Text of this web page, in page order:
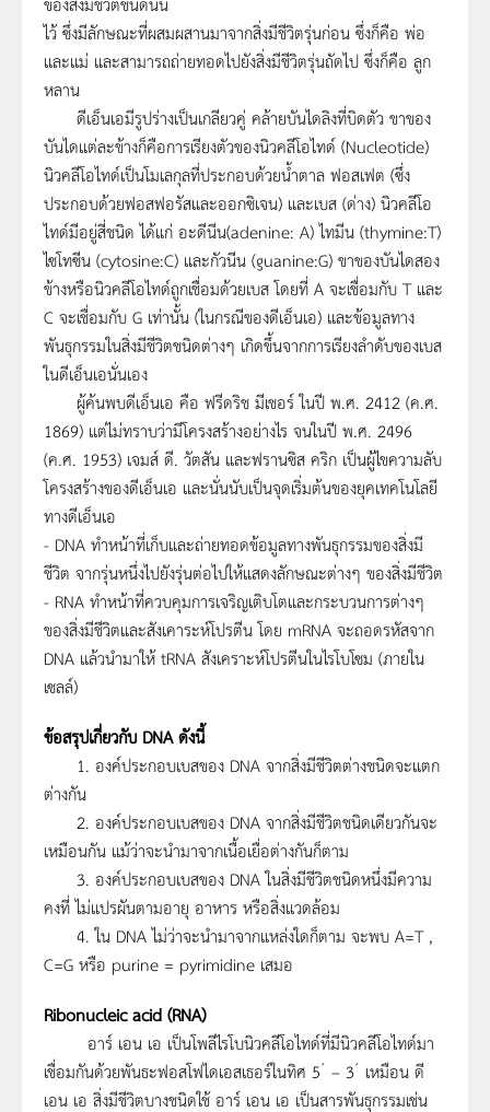
ไว้ ซึ่งมีลักษณะที่ผสมผสานมาจากสิ่งมีชีวิตรุ่นก่อน ซึ่งก็คือ พ่อ
และแม่ และสามารถถ่ายทอดไปยังสิ่งมีชีวิตรุ่นถัดไป ซึ่งก็คือ ลูก
หลาน
ดีเอ็นเอมีรูปร่างเป็นเกลียวคู่ คล้ายบันไดลิงที่บิดตัว ขาของ
บันไดแต่ละข้างก็คือการเรียงตัวของนิวคลีโอไทด์ (Nucleotide)
นิวคลีโอไทด์เป็นโมเลกุลที่ประกอบด้วยน้ำตาล ฟอสเฟต (ซึ่ง
ประกอบด้วยฟอสฟอรัสและออกซิเจน) และเบส (ด่าง) นิวคลีโอ
ไทด์มีอยู่สี่ชนิด ได้แก่ อะดีนีน(adenine: A) ไทมีน (thymine:T)
ไซโทซีน (cytosine:C) และกัวนีน (guanine:G) ขาของบันไดสอง
ข้างหรือนิวคลีโอไทด์ถูกเชื่อมด้วยเบส โดยที่ A จะเชื่อมกับ T และ
C จะเชื่อมกับ G เท่านั้น (ในกรณีของดีเอ็นเอ) และข้อมูลทาง
พันธุกรรมในสิ่งมีชีวิตชนิดต่างๆ เกิดขึ้นจากการเรียงลำดับของเบส
ในดีเอ็นเอนั่นเอง
ผู้ค้นพบดีเอ็นเอ คือ ฟรีดริช มีเชอร์ ในปี พ.ศ. 2412 (ค.ศ.
1869) แต่ไม่ทราบว่ามีโครงสร้างอย่างไร จนในปี พ.ศ. 2496
(ค.ศ. 1953) เจมส์ ดี. วัตสัน และฟรานซิส คริก เป็นผู้ไขความลับ
โครงสร้างของดีเอ็นเอ และนั่นนับเป็นจุดเริ่มต้นของยุคเทคโนโลยี
ทางดีเอ็นเอ
- DNA ทำหน้าที่เก็บและถ่ายทอดข้อมูลทางพันธุกรรมของสิ่งมี
ชีวิต จากรุ่นหนึ่งไปยังรุ่นต่อไปให้แสดงลักษณะต่างๆ ของสิ่งมีชีวิต
- RNA ทำหน้าที่ควบคุมการเจริญเติบโตและกระบวนการต่างๆ
ของสิ่งมีชีวิตและสังเคาระห์โปรตีน โดย mRNA จะถอดรหัสจาก
DNA แล้วนำมาให้ tRNA สังเคราะห์โปรตีนในไรโบโซม (ภายใน
เซลล์)
ข้อสรุปเกี่ยวกับ DNA ดังนี้
1. องค์ประกอบเบสของ DNA จากสิ่งมีชีวิตต่างชนิดจะแตก
ต่างกัน
2. องค์ประกอบเบสของ DNA จากสิ่งมีชีวิตชนิดเดียวกันจะ
เหมือนกัน แม้ว่าจะนำมาจากเนื้อเยื่อต่างกันก็ตาม
3. องค์ประกอบเบสของ DNA ในสิ่งมีชีวิตชนิดหนึ่งมีความ
คงที่ ไม่แปรผันตามอายุ อาหาร หรือสิ่งแวดล้อม
4. ใน DNA ไม่ว่าจะนำมาจากแหล่งใดก็ตาม จะพบ A=T ,
C=G หรือ purine = pyrimidine เสมอ
Ribonucleic acid (RNA)
อาร์ เอน เอ เป็นโพลีไรโบนิวคลีโอไทด์ที่มีนิวคลีโอไทด์มา
เชื่อมกันด้วยพันธะฟอสโฟไดเอสเธอร์ในทิศ 5´ – 3´ เหมือน ดี
เอน เอ สิ่งมีชีวิตบางชนิดใช้ อาร์ เอน เอ เป็นสารพันธุกรรมเช่น